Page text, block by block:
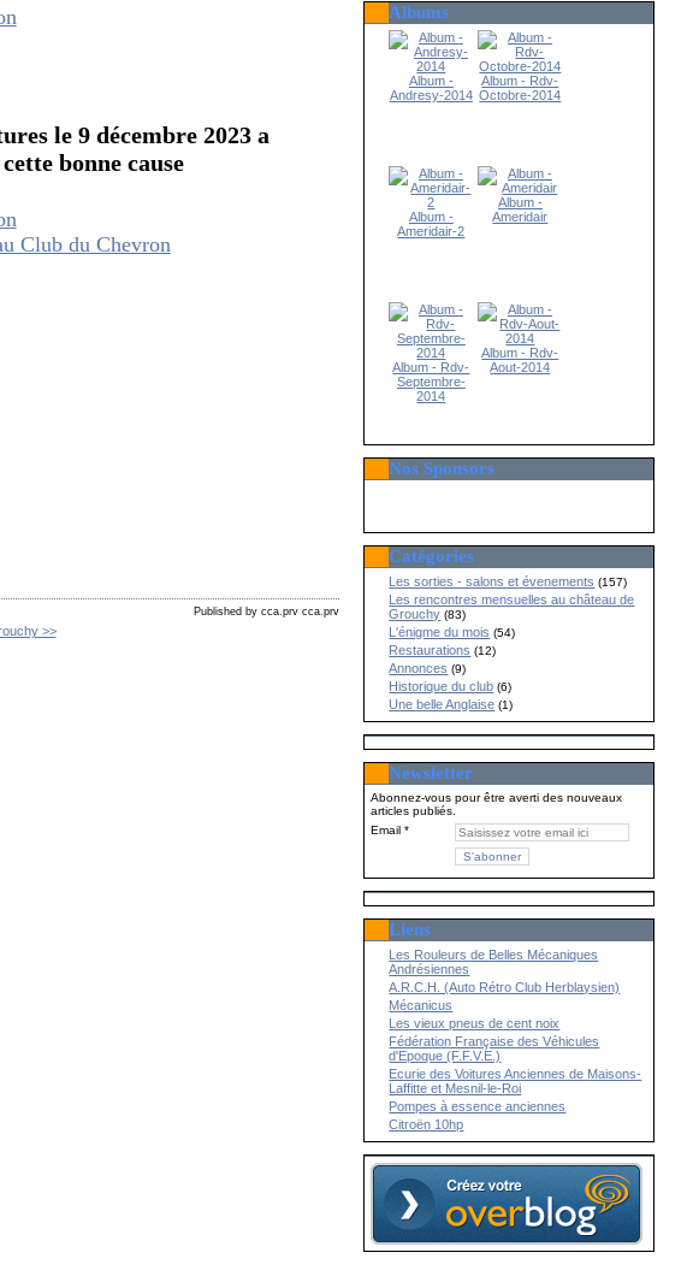
le 9 décembre 2023 a
bonne cause
Published by cca.prv cca.prv
>>
Albums
Album -
Andresy-2014
Album - Rdv-
Octobre-2014
Album -
Ameridair-2
Album -
Ameridair
Album - Rdv-
Septembre-
2014
Album - Rdv-
Aout-2014
Nos Sponsors
Catégories
Les sorties - salons et évenements (157)
Les rencontres mensuelles au château de
Grouchy (83)
L'énigme du mois (54)
Restaurations (12)
Annonces (9)
Historique du club (6)
Une belle Anglaise (1)
Newsletter
Abonnez-vous pour être averti des nouveaux
articles publiés.
Email
Liens
Les Rouleurs de Belles Mécaniques
Andrésiennes
A.R.C.H. (Auto Rétro Club Herblaysien)
Mécanicus
Les vieux pneus de cent noix
Fédération Française des Véhicules
d'Epoque (F.F.V.E.)
Ecurie des Voitures Anciennes de Maisons-
Laffitte et Mesnil-le-Roi
Pompes à essence anciennes
Citroën 10hp